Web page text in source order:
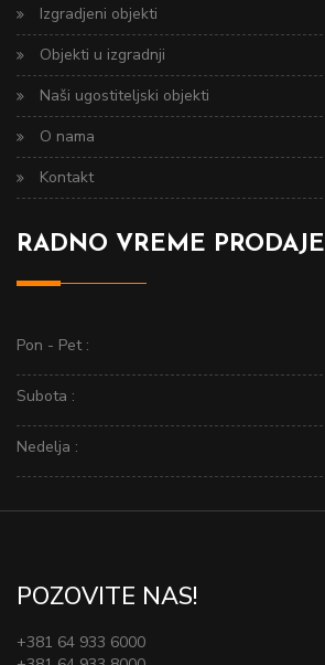
Izgradjeni objekti
Objekti u izgradnji
Naši ugostiteljski objekti
O nama
Kontakt
RADNO VREME PRODAJE
Pon - Pet :
Subota :
Nedelja :
POZOVITE NAS!
+381 64 933 6000